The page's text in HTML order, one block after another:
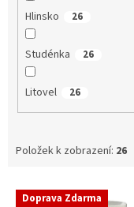
Hlinsko 26
Studénka 26
Litovel 26
Položek k zobrazení: 26
V Doprava Zdarma